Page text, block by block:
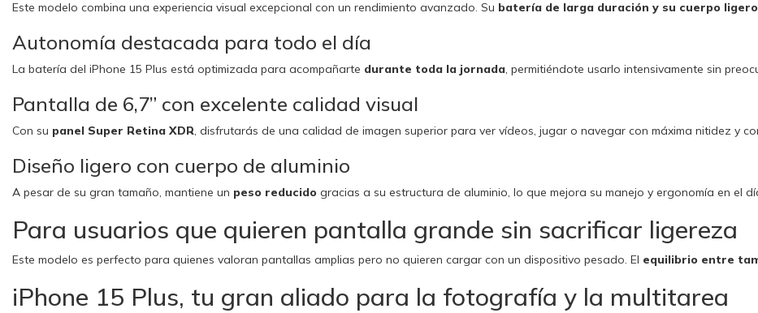
Este modelo combina una experiencia visual excepcional con un rendimiento avanzado. Su batería de larga duración y su cuerpo ligero
Autonomía destacada para todo el día
La batería del iPhone 15 Plus está optimizada para acompañarte durante toda la jornada, permitiéndote usarlo intensivamente sin
Pantalla de 6,7” con excelente calidad visual
Con su panel Super Retina XDR, disfrutarás de una calidad de imagen superior para ver vídeos, jugar o navegar con máxima nitidez y
Diseño ligero con cuerpo de aluminio
A pesar de su gran tamaño, mantiene un peso reducido gracias a su estructura de aluminio, lo que mejora su manejo y ergonomía en el
Para usuarios que quieren pantalla grande sin sacrificar ligereza
Este modelo es perfecto para quienes valoran pantallas amplias pero no quieren cargar con un dispositivo pesado. El equilibrio entre
iPhone 15 Plus, tu gran aliado para la fotografía y la multitarea